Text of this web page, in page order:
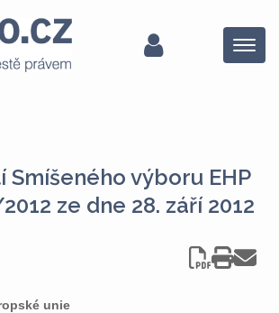
Menu
Smíšeného výboru EHP
ze dne 28. září 2012
unie